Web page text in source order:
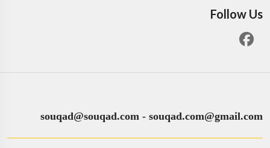
Follow Us
souqad@souqad.com-souqad.com@gmail.com